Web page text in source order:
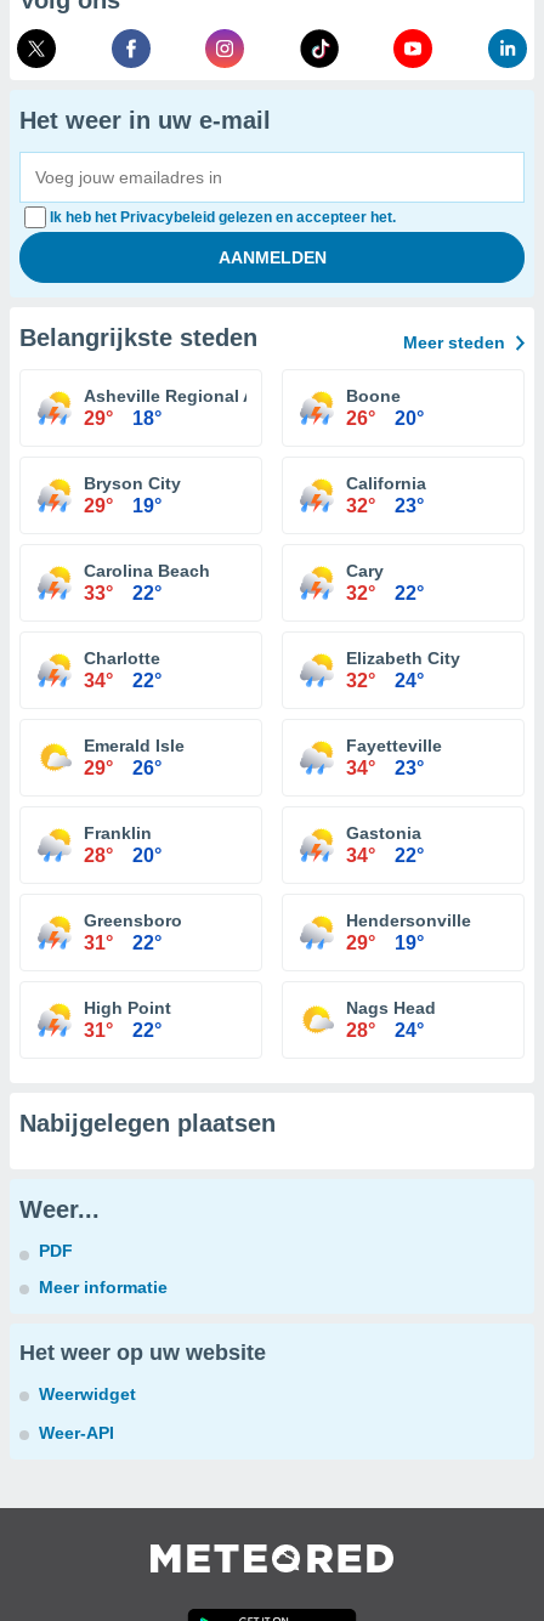
Het weer in uw e-mail
Ik heb het Privacybeleid gelezen en accepteer het.
Belangrijkste steden Meer steden
Asheville Regional Airport
29° 18°
Boone
26° 20°
Bryson City
29° 19°
California
32° 23°
Carolina Beach
33° 22°
Cary
32° 22°
Charlotte
34° 22°
Elizabeth City
32° 24°
Emerald Isle
29° 26°
Fayetteville
34° 23°
Franklin
28° 20°
Gastonia
34° 22°
Greensboro
31° 22°
Hendersonville
29° 19°
High Point
31° 22°
Nags Head
28° 24°
Nabijgelegen plaatsen
Weer...
PDF
Meer informatie
Het weer op uw website
Weerwidget
Weer-API